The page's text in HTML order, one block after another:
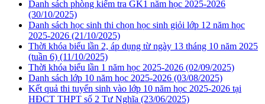
Danh sách phòng kiểm tra GK1 năm học 2025-2026
(30/10/2025)
Danh sách học sinh thi chọn học sinh giỏi lớp 12 năm học
2025-2026 (21/10/2025)
Thời khóa biểu lần 2, áp dụng từ ngày 13 tháng 10 năm 2025
(tuần 6) (11/10/2025)
Thời khóa biểu lần 1 năm học 2025-2026 (02/09/2025)
Danh sách lớp 10 năm học 2025-2026 (03/08/2025)
Kết quả thi tuyển sinh vào lớp 10 năm học 2025-2026 tại
HĐCT THPT số 2 Tư Nghĩa (23/06/2025)